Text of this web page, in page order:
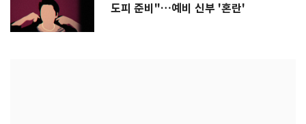
도피 준비"…예비 신부 '혼란'